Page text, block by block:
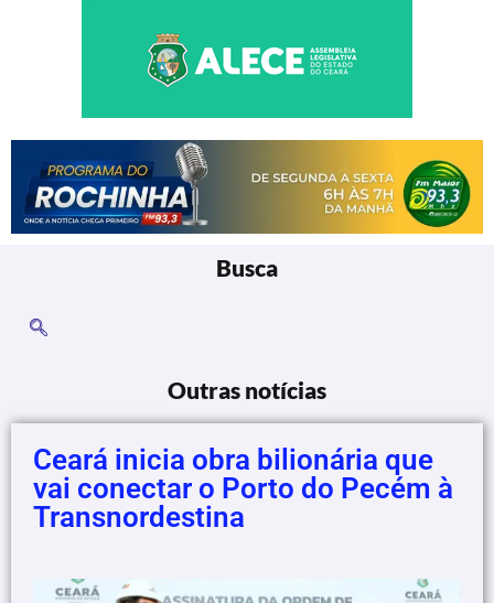
Busca
Outras notícias
Ceará inicia obra bilionária que
vai conectar o Porto do Pecém à
Transnordestina